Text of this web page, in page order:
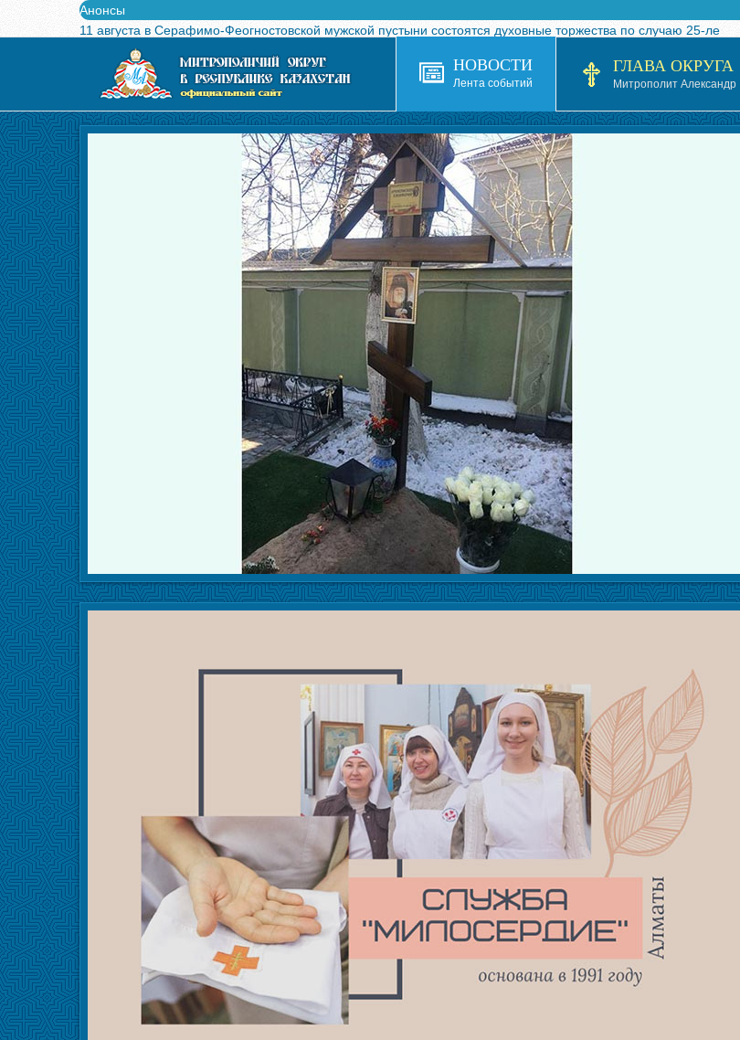
Анонсы
11 августа в Серафимо-Феогностовской мужской пустыни состоятся духовные торжества по случаю 25-ле
Выпущен в свет буклет о проведении Международного турнира по волейболу, посвященного 25-летию обр
Вышел в свет новый номер журнала «Свет Православия в Казахстане»
Вышла в свет монография «Управляющие Алма-Атинской епархией Русской Православной Церкви в 1927–19
Алма-Атинская духовная семинария объявляет прием документов на 2026-2027 учебный год
НОВОСТИ
Лента событий
ГЛАВА ОКРУГА
Митрополит Александр